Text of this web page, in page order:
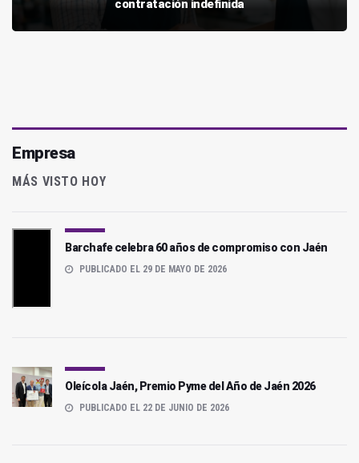
contratación indefinida
Empresa
MÁS VISTO HOY
Barchafe celebra 60 años de compromiso con Jaén
PUBLICADO EL 29 DE MAYO DE 2026
Oleícola Jaén, Premio Pyme del Año de Jaén 2026
PUBLICADO EL 22 DE JUNIO DE 2026